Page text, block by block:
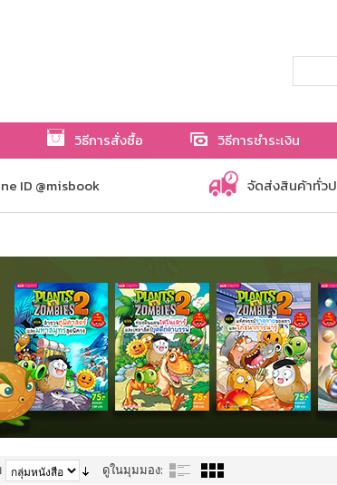
วิธีการสั่งซื้อ วิธีการชำระเงิน
ID @misbook จัดส่งสินค้าทั่วป
ดูในมุมมอง: